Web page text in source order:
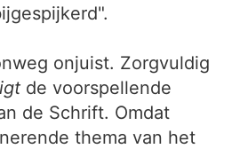
onjuist. Zorgvuldig
de voorspellende
de Schrift. Omdat
thema van het